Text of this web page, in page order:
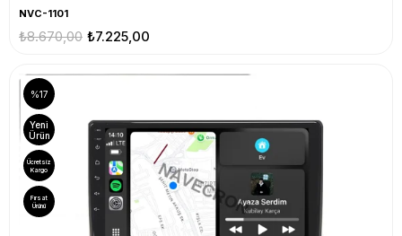
NVC-1101
₺7.225,00
₺8.670,00
%17
Yeni
Ürün
Ücretsiz
Kargo
Fırsat
Ürünü